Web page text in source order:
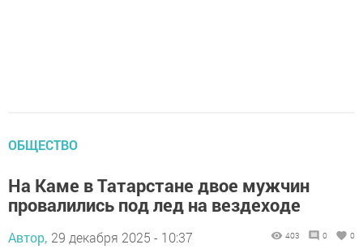
ОБЩЕСТВО
На Каме в Татарстане двое мужчин
провалились под лед на вездеходе
Автор, 29 декабря 2025 - 10:37 403 0 0